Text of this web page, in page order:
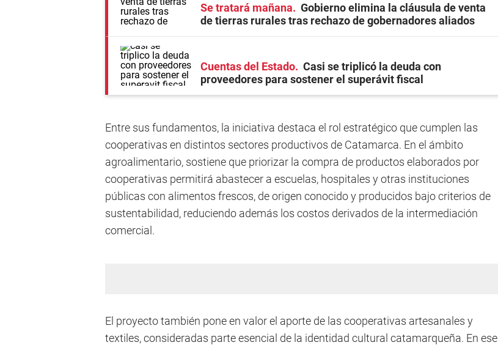
Se tratará mañana
Gobierno elimina la cláusula de venta
de tierras rurales tras rechazo de gobernadores aliados
Cuentas del Estado
Casi se triplicó la deuda con
proveedores para sostener el superávit fiscal
Entre sus fundamentos, la iniciativa destaca el rol estratégico que cumplen las
cooperativas en distintos sectores productivos de Catamarca. En el ámbito
agroalimentario, sostiene que priorizar la compra de productos elaborados por
cooperativas permitirá abastecer a escuelas, hospitales y otras instituciones
públicas con alimentos frescos, de origen conocido y producidos bajo criterios de
sustentabilidad, reduciendo además los costos derivados de la intermediación
comercial.
El proyecto también pone en valor el aporte de las cooperativas artesanales y
textiles, consideradas parte esencial de la identidad cultural catamarqueña. En ese